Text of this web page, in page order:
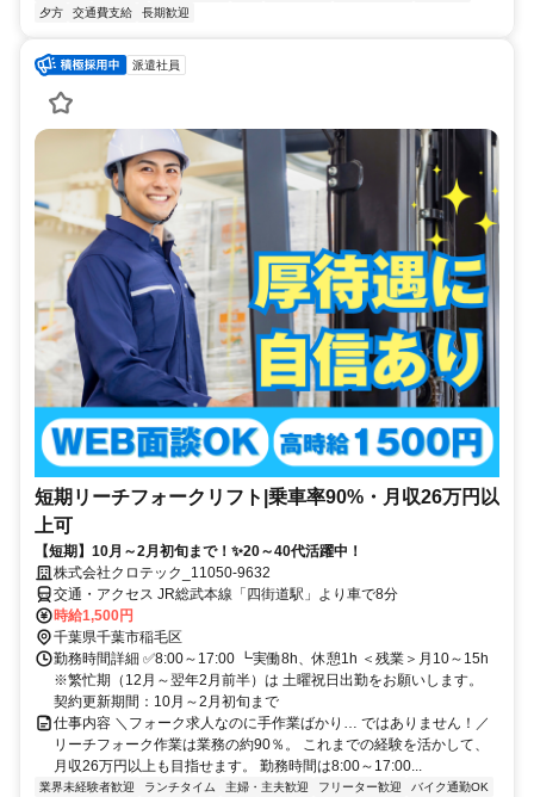
夕方
交通費支給 長期歓迎
派遣社員
短期リーチフォークリフト|乗車率90%・月収26万円以
上可
【短期】10月～2月初旬まで！✨20～40代活躍中！
株式会社クロテック_11050-9632
交通・アクセス JR総武本線「四街道駅」より車で8分
時給1,500円
千葉県千葉市稲毛区
勤務時間詳細 ✅8:00～17:00 ┗実働8h、休憩1h ＜残業＞月10～15h
※繁忙期（12月～翌年2月前半）は 土曜祝日出勤をお願いします。
契約更新期間：10月～2月初旬まで
仕事内容 ＼フォーク求人なのに手作業ばかり… ではありません！／
リーチフォーク作業は業務の約90％。 これまでの経験を活かして、
月収26万円以上も目指せます。 勤務時間は8:00～17:00...
業界未経験者歓迎 ランチタイム 主婦・主夫歓迎 フリーター歓迎
バイク通勤OK